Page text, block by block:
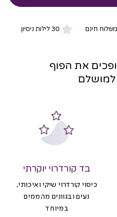
30 לילות ניסיון משלוח חינם
את הפוף
למושלם
בד קורדרוי יוקרתי
כיסוי קורדרוי שיקי ואיכותי,
נעים ובגוונים מהממים
במיוחד